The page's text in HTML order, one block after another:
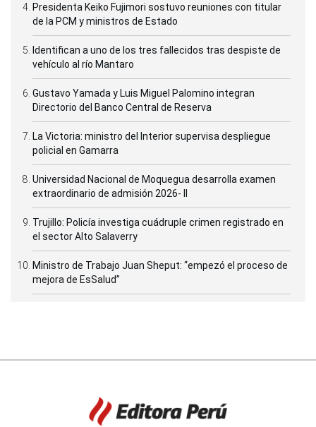
Presidenta Keiko Fujimori sostuvo reuniones con titular
de la PCM y ministros de Estado
Identifican a uno de los tres fallecidos tras despiste de
vehículo al río Mantaro
Gustavo Yamada y Luis Miguel Palomino integran
Directorio del Banco Central de Reserva
La Victoria: ministro del Interior supervisa despliegue
policial en Gamarra
Universidad Nacional de Moquegua desarrolla examen
extraordinario de admisión 2026- II
Trujillo: Policía investiga cuádruple crimen registrado en
el sector Alto Salaverry
Ministro de Trabajo Juan Sheput: “empezó el proceso de
mejora de EsSalud”